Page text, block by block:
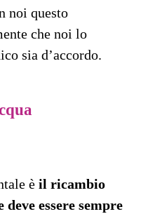
noi questo
che noi lo
sia d’accordo.
è il ricambio
essere sempre